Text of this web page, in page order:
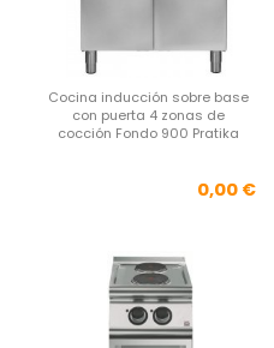
Cocina inducción sobre base
con puerta 4 zonas de
cocción Fondo 900 Pratika
0,00 €